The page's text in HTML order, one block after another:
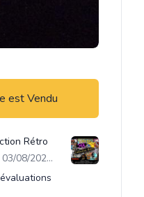
est Vendu
Rétro
Dernière connexion : 03/08/2026 16:59